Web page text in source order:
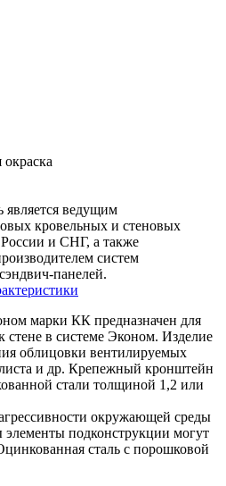
ведущим
кровельных и стеновых
и СНГ, а также
систем
панелей.
марки КК предназначен для
в системе Эконом. Изделие
облицовки вентилируемых
и др. Крепежный кронштейн
стали толщиной 1,2 или
окружающей среды
элементы подконструкции могут
сталь с порошковой